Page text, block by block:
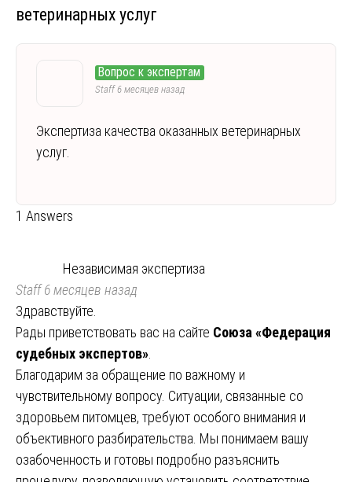
ветеринарных услуг
Вопрос к экспертам
Staff6 месяцев назад
Экспертиза качества оказанных ветеринарных
услуг.
1 Answers
Независимая экспертиза
Staff6 месяцев назад
Здравствуйте.
Рады приветствовать вас на сайте Союза «Федерация
судебных экспертов»
Благодарим за обращение по важному и
чувствительному вопросу. Ситуации, связанные со
здоровьем питомцев, требуют особого внимания и
объективного разбирательства. Мы понимаем вашу
озабоченность и готовы подробно разъяснить